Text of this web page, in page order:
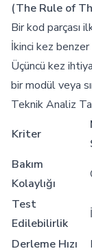
(The Rule of
Bir kod parçası
İkinci kez
Üçüncü kez
bir modül veya
Teknik Analiz
Kriter
Bakım
Kolaylığı
Test
Edilebilirlik
Derleme Hızı